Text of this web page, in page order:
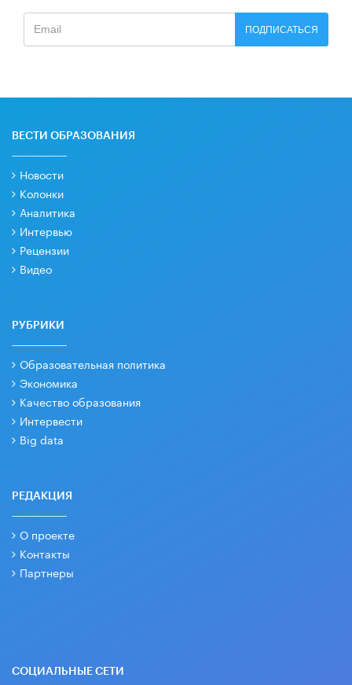
ПОДПИСАТЬСЯ
ВЕСТИ ОБРАЗОВАНИЯ
Новости
Колонки
Аналитика
Интервью
Рецензии
Видео
РУБРИКИ
Образовательная политика
Экономика
Качество образования
Интервести
Big data
РЕДАКЦИЯ
О проекте
Контакты
Партнеры
СОЦИАЛЬНЫЕ СЕТИ